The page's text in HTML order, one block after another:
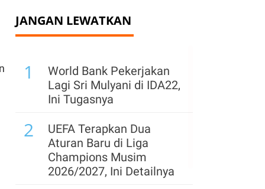
JANGAN LEWATKAN
1
World Bank Pekerjakan
Lagi Sri Mulyani di IDA22,
Ini Tugasnya
2
UEFA Terapkan Dua
Aturan Baru di Liga
Champions Musim
2026/2027, Ini Detailnya